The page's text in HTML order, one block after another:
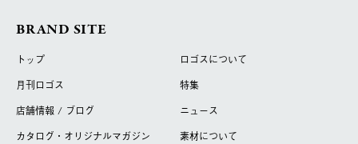
BRAND SITE
トップ
ロゴスについて
月刊ロゴス
特集
店舗情報 / ブログ
ニュース
カタログ・オリジナルマガジン
素材について